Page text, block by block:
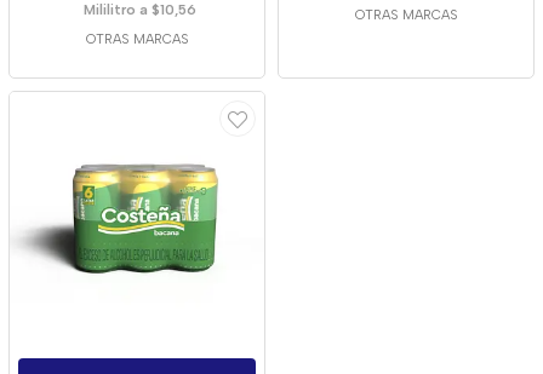
Mililitro a $10,56
OTRAS MARCAS
OTRAS MARCAS